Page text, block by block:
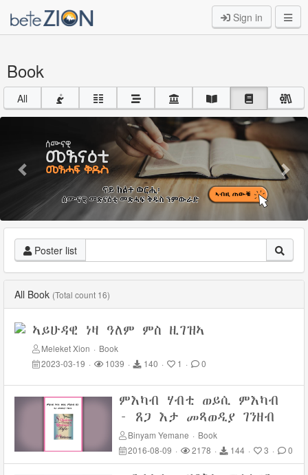
Sign in
Book
All
Poster list
All Book (Total count 16)
ኣይሁዳዊ ነዛ ዓለም ምስ ዚገዝኣ
Meleket Xion · Book
2023-03-19 · 1039 · 140 · 1 · 0
ምእካብ ሃብቲ ወይሲ ምእካብ
- ጸጋ እታ መጻወዲያ ገንዘብ
Binyam Yemane · Book
2016-08-09 · 2178 · 144 · 3 · 0